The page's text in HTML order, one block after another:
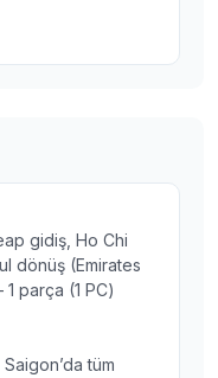
gidiş, Ho Chi
dönüş (Emirates
parça (1 PC)
tüm